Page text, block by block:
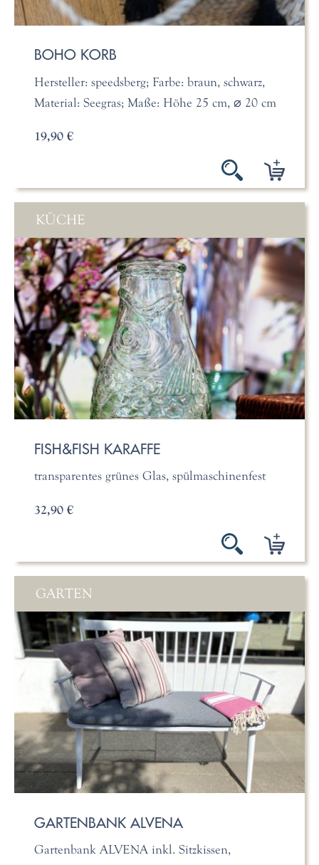
BOHO KORB
Hersteller: speedsberg; Farbe: braun, schwarz,
Material: Seegras; Maße: Höhe 25 cm, ⌀ 20 cm
19,90 €
KÜCHE
FISH&FISH KARAFFE
transparentes grünes Glas, spülmaschinenfest
32,90 €
GARTEN
GARTENBANK ALVENA
Gartenbank ALVENA inkl. Sitzkissen,